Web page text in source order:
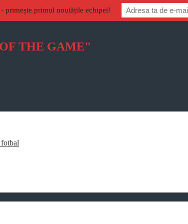
THE GAME"
primește primul noutățile echipei!